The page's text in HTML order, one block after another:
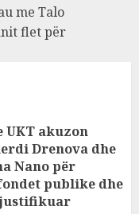
me Talo
flet për
UKT akuzon
Drenova dhe
Nano për
publike dhe